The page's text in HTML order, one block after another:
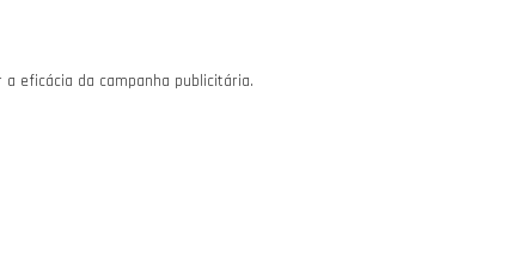
eficácia da campanha publicitária.